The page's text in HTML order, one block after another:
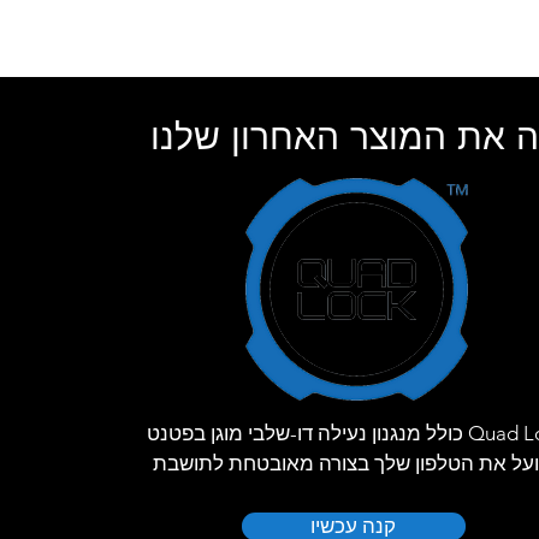
את המוצר האחרון שלנו
Quad Lock כולל מנגנון נעילה דו-שלבי מוגן בפטנט
את הטלפון שלך בצורה מאובטחת לתושבת
קנה עכשיו